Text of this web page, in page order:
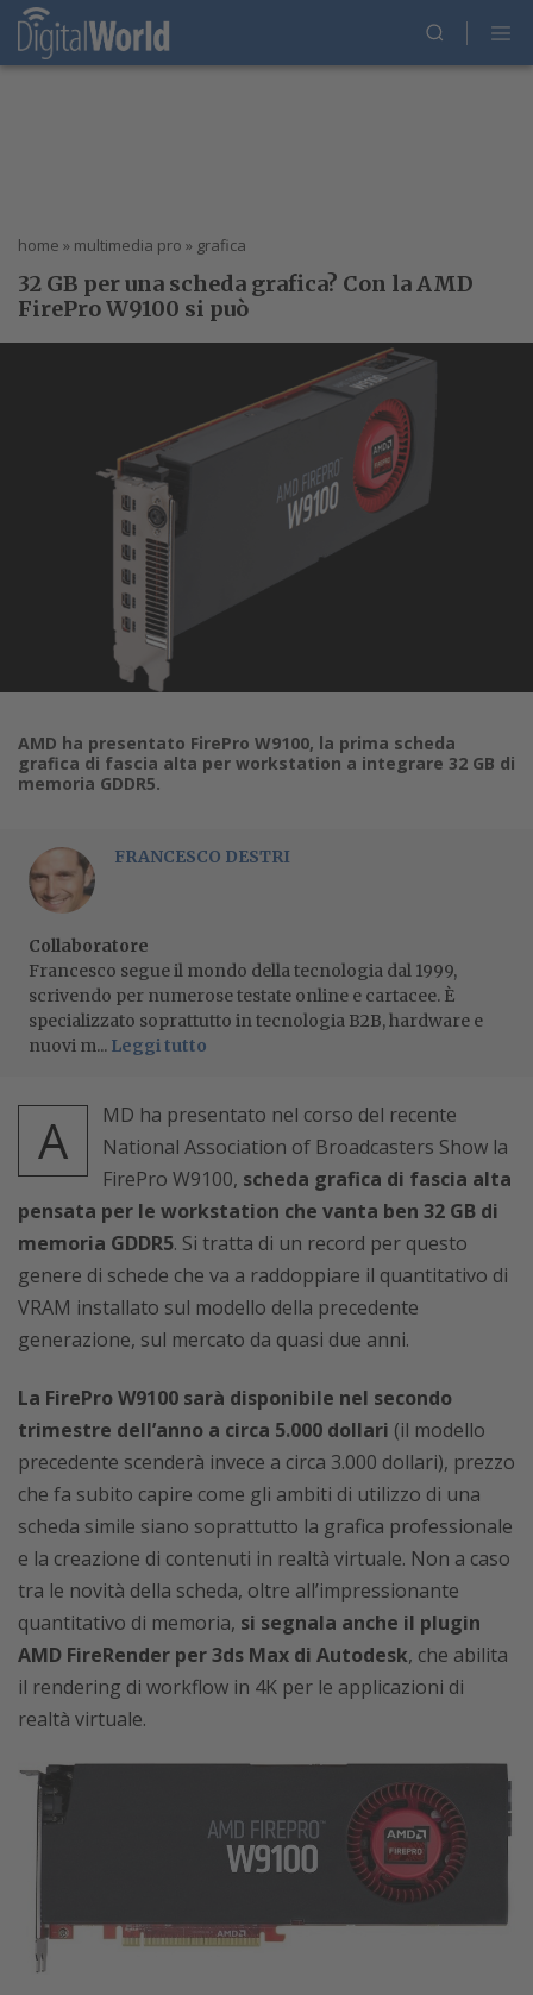
home » multimedia pro » grafica
32 GB per una scheda grafica? Con la AMD
FirePro W9100 si può
AMD ha presentato FirePro W9100, la prima scheda
grafica di fascia alta per workstation a integrare 32 GB di
memoria GDDR5.
FRANCESCO DESTRI
Collaboratore
Francesco segue il mondo della tecnologia dal 1999,
scrivendo per numerose testate online e cartacee. È
specializzato soprattutto in tecnologia B2B, hardware e
nuovi m... Leggi tutto
A
MD ha presentato nel corso del recente
National Association of Broadcasters Show la
FirePro W9100, scheda grafica di fascia alta
pensata per le workstation che vanta ben 32 GB di
memoria GDDR5. Si tratta di un record per questo
genere di schede che va a raddoppiare il quantitativo di
VRAM installato sul modello della precedente
generazione, sul mercato da quasi due anni.
La FirePro W9100 sarà disponibile nel secondo
trimestre dell’anno a circa 5.000 dollari (il modello
precedente scenderà invece a circa 3.000 dollari), prezzo
che fa subito capire come gli ambiti di utilizzo di una
scheda simile siano soprattutto la grafica professionale
e la creazione di contenuti in realtà virtuale. Non a caso
tra le novità della scheda, oltre all’impressionante
quantitativo di memoria, si segnala anche il plugin
AMD FireRender per 3ds Max di Autodesk, che abilita
il rendering di workflow in 4K per le applicazioni di
realtà virtuale.